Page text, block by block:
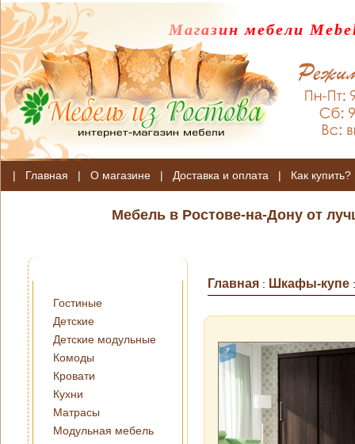
Магазин мебели
| Главная | О магазине | Доставка и оплата | Как купить?
Мебель в Ростове-на-Дону от
Гостиные
Детские
Детские модульные
Комоды
Кровати
Кухни
Матрасы
Модульная мебель
Главная : Шкафы-купе